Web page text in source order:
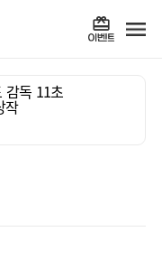
감독 11초
작